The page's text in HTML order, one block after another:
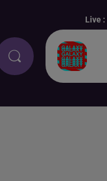
Live :